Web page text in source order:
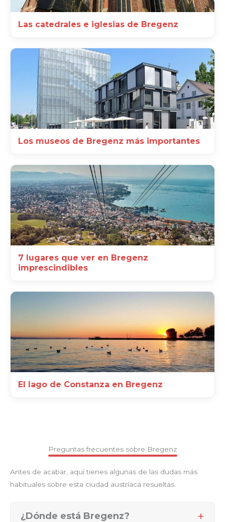
Las catedrales e iglesias de Bregenz
Los museos de Bregenz más importantes
7 lugares que ver en Bregenz
imprescindibles
El lago de Constanza en Bregenz
Preguntas frecuentes sobre Bregenz
Antes de acabar, aquí tienes algunas de las dudas más
habituales sobre esta ciudad austríaca resueltas.
¿Dónde está Bregenz?